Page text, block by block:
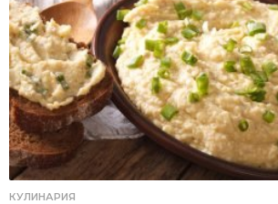
КУЛИНАРИЯ